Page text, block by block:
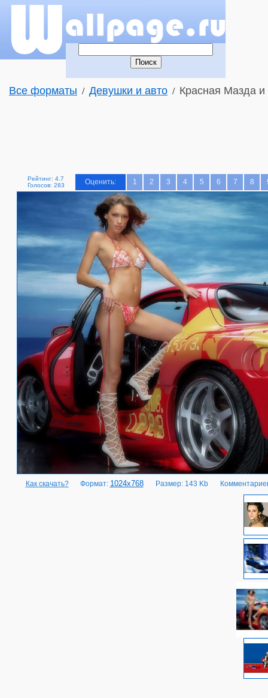
Все форматы / Девушки и авто / Красная Мазда
Рейтинг: 4.7
Голосов: 283
Оценить: 1 2 3 4 5 6 7 8
Как скачать? Формат: 1024x768 Размер: 143 Kb